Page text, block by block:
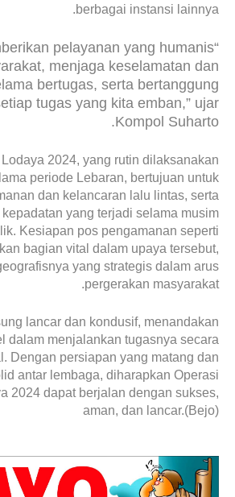
berbagai instansi lainnya.
pelayanan yang humanis
menjaga keselamatan dan
bertugas, serta bertanggung
tugas yang kita emban,” ujar
Kompol Suharto.
2024, yang rutin dilaksanakan
periode Lebaran, bertujuan untuk
dan kelancaran lalu lintas, serta
yang terjadi selama musim
Kesiapan pos pengamanan seperti
bagian vital dalam upaya tersebut,
yang strategis dalam arus
pergerakan masyarakat.
lancar dan kondusif, menandakan
dalam menjalankan tugasnya secara
Dengan persiapan yang matang dan
antar lembaga, diharapkan Operasi
2024 dapat berjalan dengan sukses,
aman, dan lancar.(Bejo)